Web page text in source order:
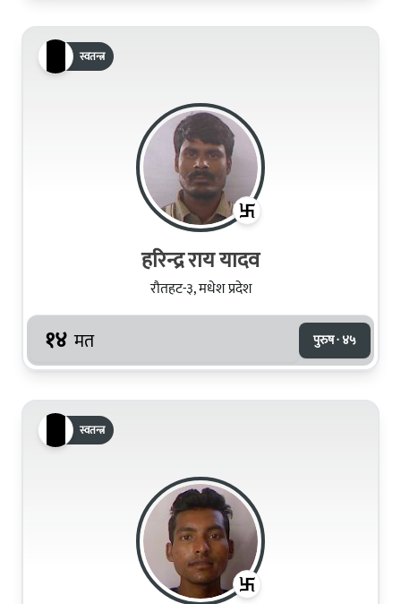
स्वतन्त्र
हरिन्द्र राय यादव
रौतहट-३, मधेश प्रदेश
१४ मत पुरुष · ४५
स्वतन्त्र